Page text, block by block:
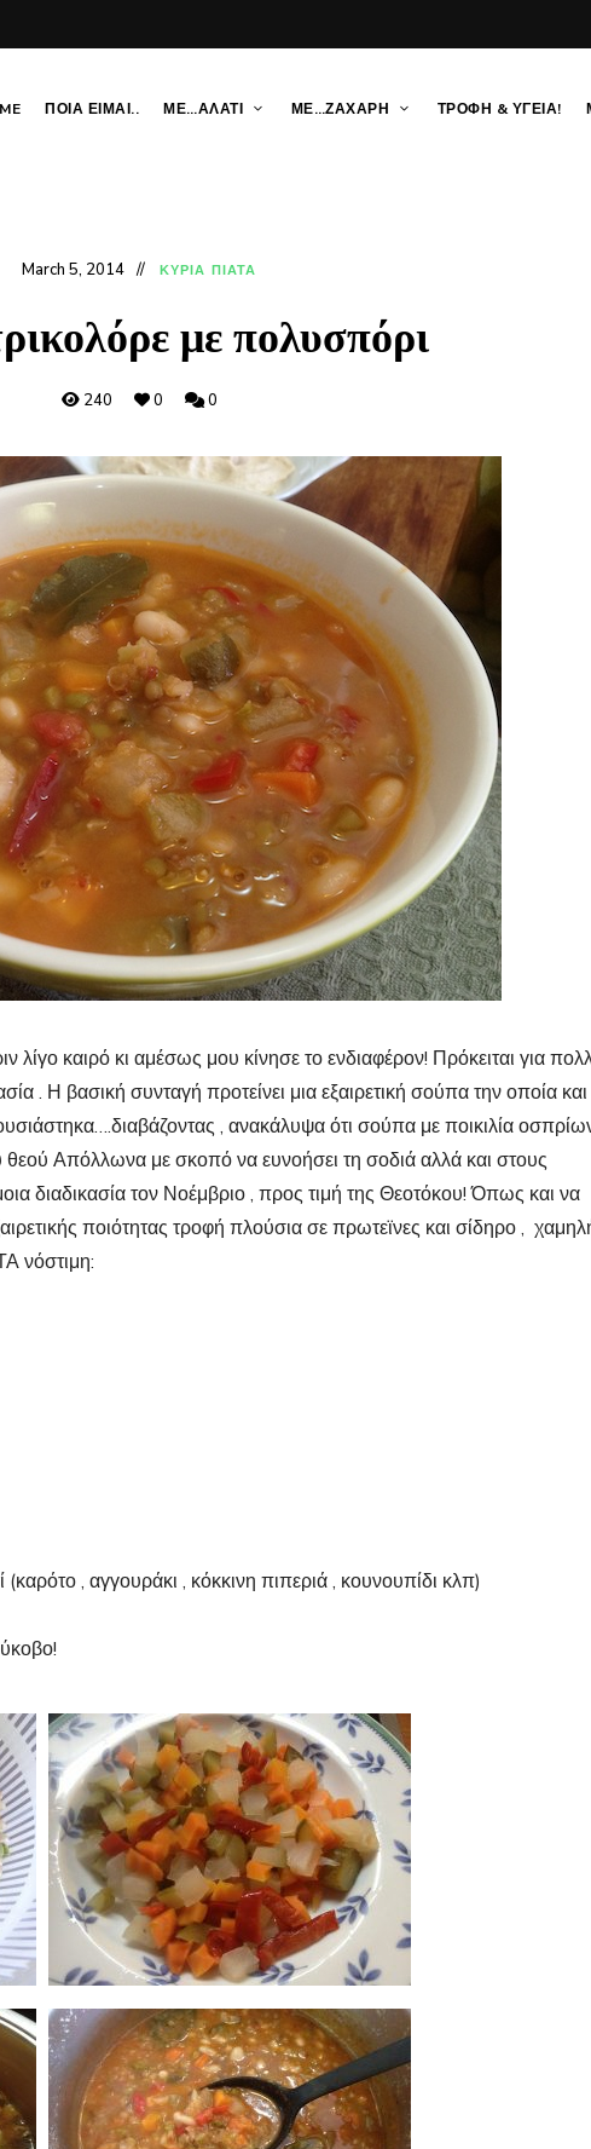
ΠΟΙΑ ΕΙΜΑΙ.. ΜΕ…ΑΛΑΤΙ ΜΕ…ΖΑΧΑΡΗ ΤΡΟΦΗ & ΥΓΕΙΑ!
March 5, 2014 ΚΥΡΙΑ ΠΙΑΤΑ
με πολυσπόρι
240 0 0
καιρό κι αμέσως μου κίνησε το ενδιαφέρον! Πρόκειται για
. Η βασική συνταγή προτείνει μια εξαιρετική σούπα την οποία και
, ανακάλυψα ότι σούπα με ποικιλία
θεού Απόλλωνα με σκοπό να ευνοήσει τη σοδιά αλλά και στους
διαδικασία τον Νοέμβριο , προς τιμή της Θεοτόκου! Όπως και να
ποιότητας τροφή πλούσια σε πρωτεϊνες και σίδηρο ,
νόστιμη:
, αγγουράκι , κόκκινη πιπεριά , κουνουπίδι κλπ)